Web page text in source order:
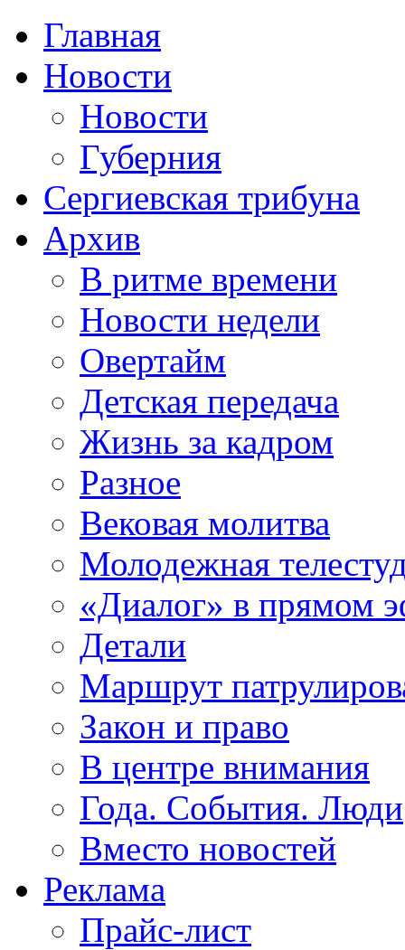
Главная
Новости
Новости
Губерния
Сергиевская трибуна
Архив
В ритме времени
Новости недели
Овертайм
Детская передача
Жизнь за кадром
Разное
Вековая молитва
Молодежная
«Диалог» в прямом
Детали
Маршрут
Закон и право
В центре внимания
Года. События. Люди
Вместо новостей
Реклама
Прайс-лист